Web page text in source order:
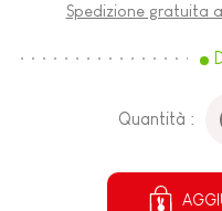
Spedizione gratuita
Quantità :